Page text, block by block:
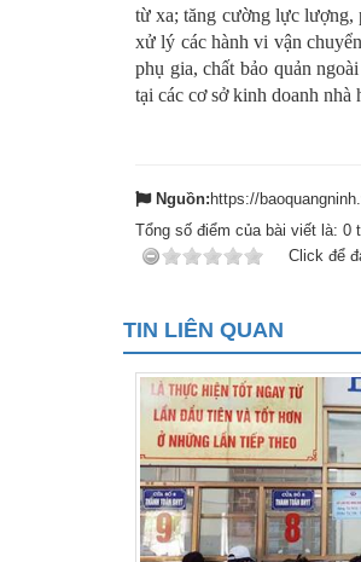
từ xa; tăng cường lực lượng,
xử lý các hành vi vận
phụ gia, chất bảo quản
tại các cơ sở kinh doanh nhà
Nguồn:https://
Tổng số điểm của bài viết là: 0
Click để
TIN LIÊN QUAN